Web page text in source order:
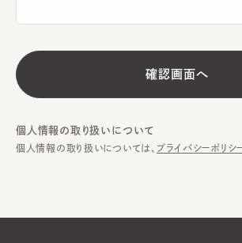
個人情報の取り扱いについて
個人情報の取り扱いについては、 プライバシーポリシ